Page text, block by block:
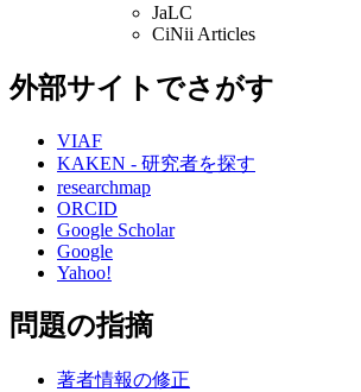
JaLC
CiNii Articles
外部サイトでさがす
VIAF
KAKEN - 研究者を探す
researchmap
ORCID
Google Scholar
Google
Yahoo!
問題の指摘
著者情報の修正